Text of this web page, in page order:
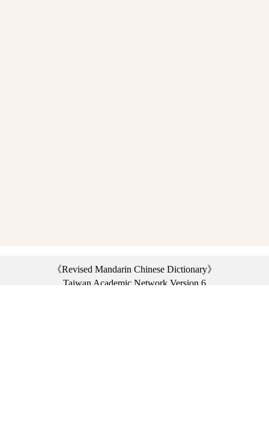
《Revised Mandarin Chinese Dictionary》
Taiwan Academic Network Version 6